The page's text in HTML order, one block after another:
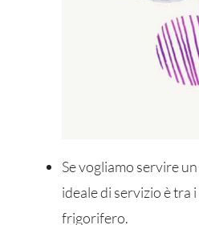
Se vogliamo servire un
ideale di servizio è tra i
frigorifero.